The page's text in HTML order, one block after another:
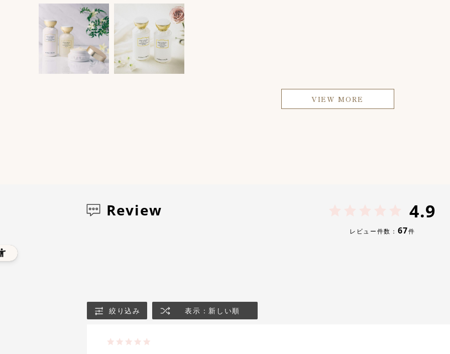
VIEW MORE
Review 4.9
レビュー件数： 67件
絞り込み 表示：新しい順